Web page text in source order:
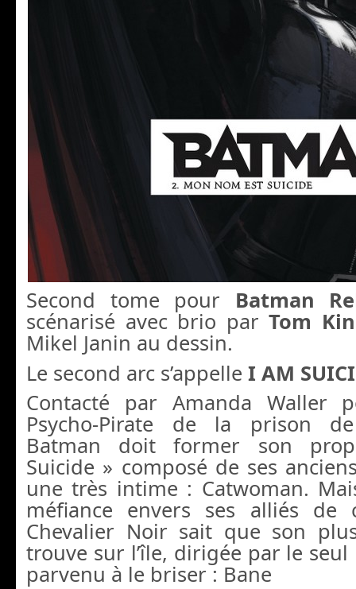
Second tome pour Batman
scénarisé avec brio parTom
Mikel Janin au dessin.
Le second arc s’appelle I AM
Contacté par Amanda Waller
Psycho-Pirate de la prison
Batman doit former son
Suicide » composé de ses
une très intime : Catwoman.
méfiance envers ses alliés de
Chevalier Noir sait que son
trouve sur l’île, dirigée par le
parvenu à le briser : Bane